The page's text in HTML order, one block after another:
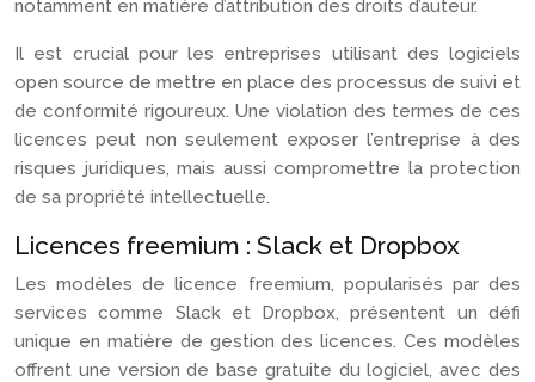
notamment en matière d’attribution des droits d’auteur.
Il est crucial pour les entreprises utilisant des logiciels
open source de mettre en place des processus de suivi et
de conformité rigoureux. Une violation des termes de ces
licences peut non seulement exposer l’entreprise à des
risques juridiques, mais aussi compromettre la protection
de sa propriété intellectuelle.
Licences freemium : Slack et Dropbox
Les modèles de licence freemium, popularisés par des
services comme Slack et Dropbox, présentent un défi
unique en matière de gestion des licences. Ces modèles
offrent une version de base gratuite du logiciel, avec des